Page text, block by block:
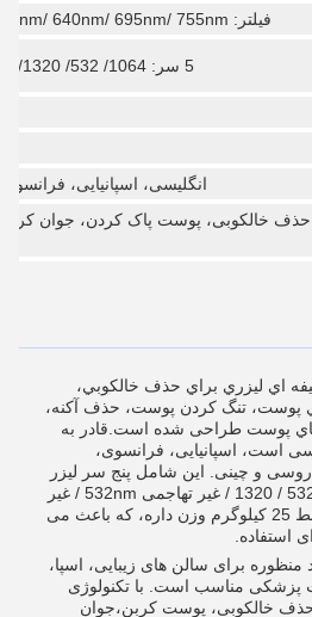
فیلتر: 515nm/ 560nm/ 590nm 615nm/ 640nm/ 695nm/ 755nm/ آکنه/ عروق
5 سر: 1064/ 532/ 1320/ غیر تهاجمی 532nm/ غیر تهاجمی 1064nm
انگلیسی، اسپانیایی،
حذف خالکوبی، پوست پاک کردن، جوان
اي ليزري براي حذف خالکوبي،
تنگ کردن پوست، حذف آکنه،
پوست طراحی شده است.قادر به
است، اسپانیایی، فرانسوی،
روسی و چینی. این شامل پنج سر لیزر
Nd yag، از جمله 1064 / 532 / 1320 / غیر تهاجمی 532nm / غیر
تهاجمی 1064nm است.فقط 25 کيلوگرم وزن داره، که باعث می
استفاده.
منظوره برای سالن های زیبایی، اسپا،
پزشکی مناسب است. با تکنولوژی
حذف خالکوبی، پوست کربن،جوان